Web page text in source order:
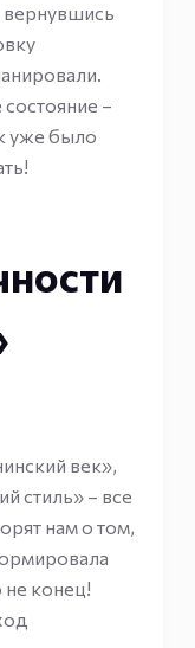
вернувшись
–
уже было
век»,
стиль» – все
нам о том,
не конец!